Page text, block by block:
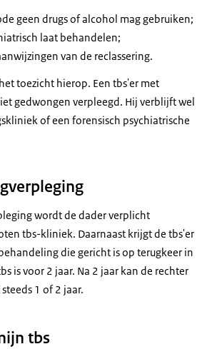
geen drugs of alcohol mag gebruiken;
laat behandelen;
van de reclassering.
toezicht hierop. Een tbs'er met
gedwongen verpleegd. Hij verblijft wel
of een forensisch psychiatrische
wordt de dader verplicht
tbs-kliniek. Daarnaast krijgt de tbs'er
die gericht is op terugkeer in
is voor 2 jaar. Na 2 jaar kan de rechter
1 of 2 jaar.
tbs